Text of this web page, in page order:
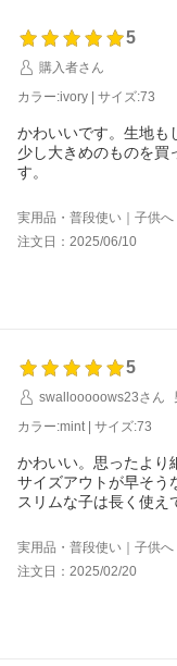
5
購入者さん
カラー:ivory | サイズ:73
かわいいです。生地も
少し大きめのものを買
す。
実用品・普段使い｜子供へ
注文日：2025/06/10
5
swallooooows23さん
カラー:mint | サイズ:73
かわいい。思ったより
サイズアウトが早そう
スリムな子は長く使え
実用品・普段使い｜子供へ
注文日：2025/02/20